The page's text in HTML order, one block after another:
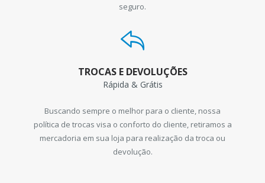
seguro.
TROCAS E DEVOLUÇÕES
Rápida & Grátis
Buscando sempre o melhor para o cliente, nossa
política de trocas visa o conforto do cliente, retiramos a
mercadoria em sua loja para realização da troca ou
devolução.